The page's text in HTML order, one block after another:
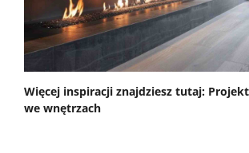
Więcej inspiracji znajdziesz tutaj:
we wnętrzach